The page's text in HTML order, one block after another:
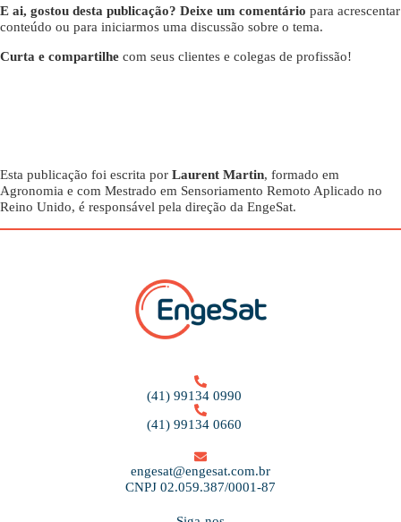
E ai, gostou desta publicação? Deixe um comentário para acrescentar
conteúdo ou para iniciarmos uma discussão sobre o tema.
Curta e compartilhe com seus clientes e colegas de profissão!
Esta publicação foi escrita por Laurent Martin, formado em
Agronomia e com Mestrado em Sensoriamento Remoto Aplicado no
Reino Unido, é responsável pela direção da EngeSat.
(41) 99134 0990
(41) 99134 0660
engesat@engesat.com.br
CNPJ 02.059.387/0001-87